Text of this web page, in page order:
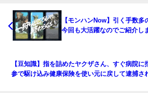
【モンハンNow】引く手数
今回も大活躍なのでご紹介し
【豆知識】指を詰めたヤクザさん、すぐ病院に
参で駆け込み健康保険を使い元に戻して逮捕さ